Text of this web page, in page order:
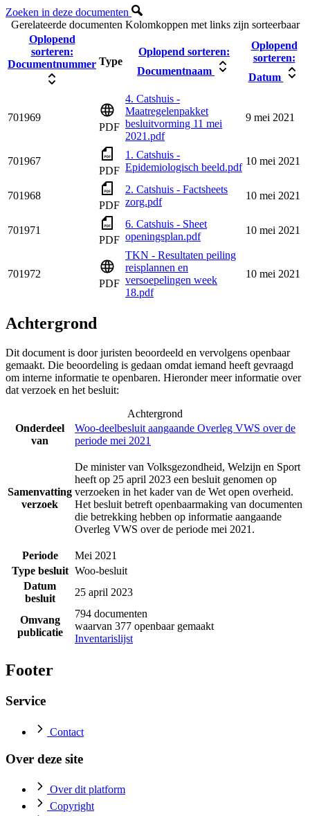
Zoeken in deze documenten
Gerelateerde documenten Kolomkoppen met links zijn sorteerbaar
Oplopend
sorteren:
Documentnummer Type
Oplopend sorteren:
Documentnaam
Oplopend
sorteren:
Datum
701969
PDF
4. Catshuis -
Maatregelenpakket
besluitvorming 11 mei
2021.pdf
9 mei 2021
701967
PDF
1. Catshuis -
Epidemiologisch beeld.pdf
10 mei 2021
701968
PDF
2. Catshuis - Factsheets
zorg.pdf
10 mei 2021
701971
PDF
6. Catshuis - Sheet
openingsplan.pdf
10 mei 2021
701972
PDF
TKN - Resultaten peiling
reisplannen en
versoepelingen week
18.pdf
10 mei 2021
Achtergrond
Dit document is door juristen beoordeeld en vervolgens openbaar
gemaakt. Die beoordeling is gedaan omdat iemand heeft gevraagd
om interne informatie te openbaren. Hieronder meer informatie over
dat verzoek en het besluit:
Achtergrond
Onderdeel
van
Woo-deelbesluit aangaande Overleg VWS over de
periode mei 2021
Samenvatting
verzoek
De minister van Volksgezondheid, Welzijn en Sport
heeft op 25 april 2023 een besluit genomen op
verzoeken in het kader van de Wet open overheid.
Het besluit betreft openbaarmaking van documenten
die betrekking hebben op informatie aangaande
Overleg VWS over de periode mei 2021.
Periode
Mei 2021
Type besluit Woo-besluit
Datum
besluit
25 april 2023
Omvang
publicatie
794 documenten
waarvan 377 openbaar gemaakt
Inventarislijst
Footer
Service
Contact
Over deze site
Over dit platform
Copyright